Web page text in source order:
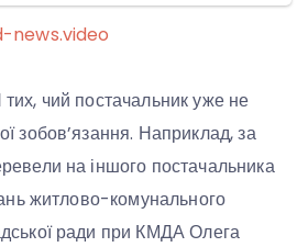
чий постачальник уже не
зобов’язання. Наприклад, за
на іншого постачальника
житлово-комунального
ради при КМДА Олега